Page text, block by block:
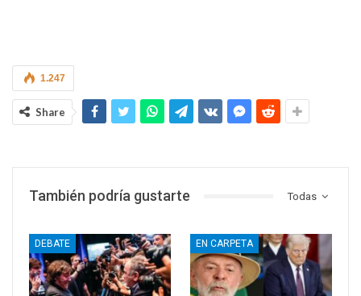
1.247
Share
Todas
También podría gustarte
DEBATE EN CARPETA